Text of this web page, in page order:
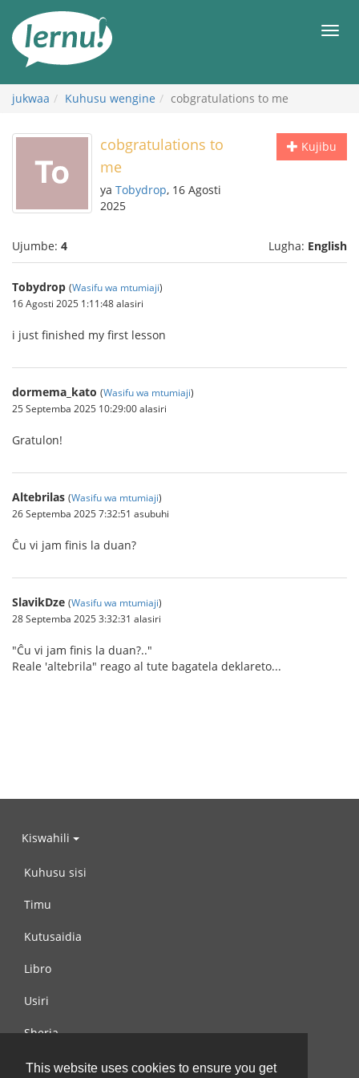
This website uses cookies to ensure you get
maudhui
jukwaa Kuhusu wengine cobgratulations to me
Kujibu
cobgratulations to
me
ya Tobydrop, 16 Agosti
2025
Ujumbe: 4 Lugha: English
Tobydrop (Wasifu wa mtumiaji)
16 Agosti 2025 1:11:48 alasiri
i just finished my first lesson
dormema_kato (Wasifu wa mtumiaji)
25 Septemba 2025 10:29:00 alasiri
Gratulon!
Altebrilas (Wasifu wa mtumiaji)
26 Septemba 2025 7:32:51 asubuhi
Ĉu vi jam finis la duan?
SlavikDze (Wasifu wa mtumiaji)
28 Septemba 2025 3:32:31 alasiri
"Ĉu vi jam finis la duan?.."
Reale 'altebrila" reago al tute bagatela deklareto...
Kiswahili
Kuhusu sisi
Timu
Kutusaidia
Libro
Usiri
Sheria
Wasiliana na si